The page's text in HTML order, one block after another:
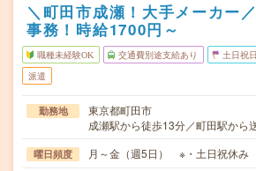
＼町田市成瀬！大手メーカー
事務！時給1700円～
職種未経験OK 交通費別途支給あり 土日祝
派遣
勤務地
東京都町田市
成瀬駅から徒歩13分／町田駅から
曜日頻度 月～金（週5日） ※・土日祝休み